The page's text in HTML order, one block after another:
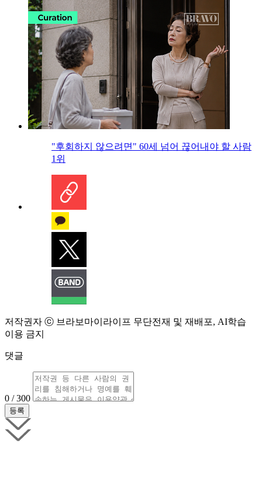
"후회하지 않으려면" 60세 넘어 끊어내야 할 사람
1위
저작권자 ⓒ 브라보마이라이프 무단전재 및 재배포, AI학습
이용 금지
댓글
0 / 300